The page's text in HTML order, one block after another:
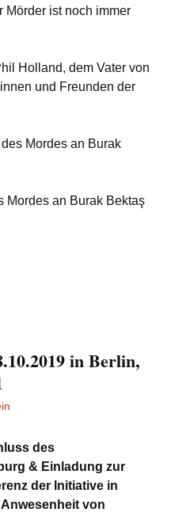
Mörder ist noch immer
Holland, dem Vater von
und Freunden der
Mordes an Burak
Mordes an Burak Bektaş
in Berlin,
des
& Einladung zur
der Initiative in
von